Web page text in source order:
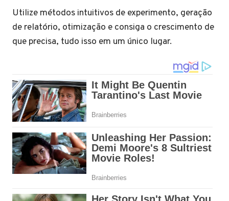
Utilize métodos intuitivos de experimento, geração
de relatório, otimização e consiga o crescimento de
que precisa, tudo isso em um único lugar.